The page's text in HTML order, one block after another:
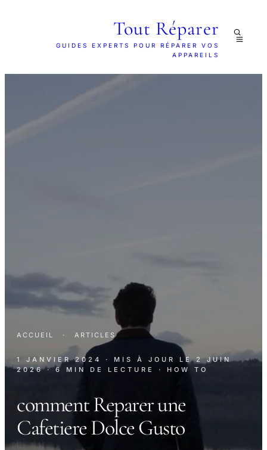
Tout Réparer
GUIDES EXPERTS POUR RÉPARER VOS
APPAREILS
ACCUEIL · ARTICLES
1 JANVIER 2024 · MIS À JOUR LE2 JUIN
2026 · 6 MIN DE LECTURE · HOW TO
comment Reparer une
Cafetiere Dolce Gusto